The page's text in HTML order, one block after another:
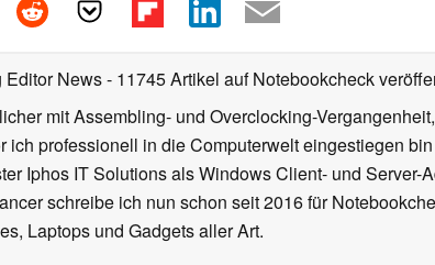
Editor News- 11745 Artikel auf Notebookcheck
mit Assembling- und Overclocking-
ich professionell in die Computerwelt eingestiegen
Iphos IT Solutions als Windows Client- und Server-
schreibe ich nun schon seit 2016 für
Laptops und Gadgets aller Art.